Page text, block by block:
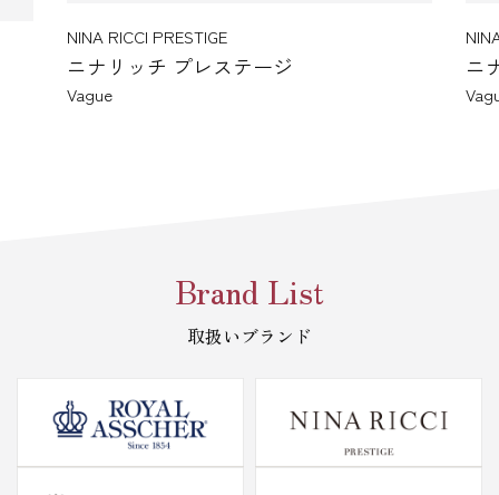
NINA RICCI PRESTIGE
ニナリッチ プレステージ
Vague
ニ
Brand List
取扱いブランド